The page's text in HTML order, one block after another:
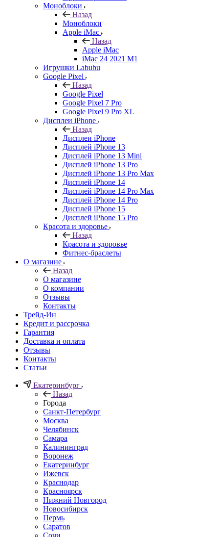
Моноблоки
Назад
Моноблоки
Apple iMac
Назад
Apple iMac
iMac 24 2021 M1
Игрушки Labubu
Google Pixel
Назад
Google Pixel
Google Pixel 7 Pro
Google Pixel 9 Pro XL
Дисплеи iPhone
Назад
Дисплеи iPhone
Дисплей iPhone 13
Дисплей iPhone 13 Mini
Дисплей iPhone 13 Pro
Дисплей iPhone 13 Pro Max
Дисплей iPhone 14
Дисплей iPhone 14 Pro Max
Дисплей iPhone 14 Pro
Дисплей iPhone 15
Дисплей iPhone 15 Pro
Красота и здоровье
Назад
Красота и здоровье
Фитнес-браслеты
О магазине
Назад
О магазине
О компании
Отзывы
Контакты
Трейд-Ин
Кредит и рассрочка
Гарантия
Доставка и оплата
Отзывы
Контакты
Статьи
Екатеринбург
Назад
Города
Санкт-Петербург
Москва
Челябинск
Самара
Калининград
Воронеж
Екатеринбург
Ижевск
Краснодар
Красноярск
Нижний Новгород
Новосибирск
Пермь
Саратов
Сочи